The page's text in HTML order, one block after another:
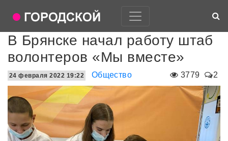
В Брянске начал работу штаб
волонтеров «Мы вместе»
3779 2
24 февраля 2022 19:22 Общество